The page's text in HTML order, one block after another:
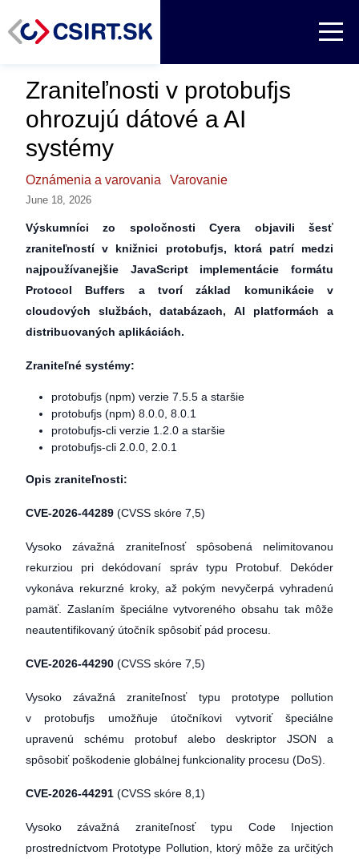
Zraniteľnosti v protobufjs
ohrozujú dátové a AI
systémy
Oznámenia a varovania Varovanie
June 18, 2026
Výskumníci zo spoločnosti Cyera objavili šesť
zraniteľností v knižnici protobufjs, ktorá patrí medzi
najpoužívanejšie JavaScript implementácie formátu
Protocol Buffers a tvorí základ komunikácie v
cloudových službách, databázach, AI platformách a
distribuovaných aplikáciách.
Zraniteľné systémy:
protobufjs (npm) verzie 7.5.5 a staršie
protobufjs (npm) 8.0.0, 8.0.1
protobufjs-cli verzie 1.2.0 a staršie
protobufjs-cli 2.0.0, 2.0.1
Opis zraniteľnosti:
CVE-2026-44289 (CVSS skóre 7,5)
Vysoko závažná zraniteľnosť spôsobená nelimitovanou
rekurziou pri dekódovaní správ typu Protobuf. Dekóder
vykonáva rekurzné kroky, až pokým nevyčerpá vyhradenú
pamäť. Zaslaním špeciálne vytvoreného obsahu tak môže
neautentifikovaný útočník spôsobiť pád procesu.
CVE-2026-44290 (CVSS skóre 7,5)
Vysoko závažná zraniteľnosť typu prototype pollution
v protobufjs umožňuje útočníkovi vytvoriť špeciálne
upravenú schému protobuf alebo deskriptor JSON a
spôsobiť poškodenie globálnej funkcionality procesu (DoS).
CVE-2026-44291 (CVSS skóre 8,1)
Vysoko závažná zraniteľnosť typu Code Injection
prostredníctvom Prototype Pollution, ktorý môže za určitých